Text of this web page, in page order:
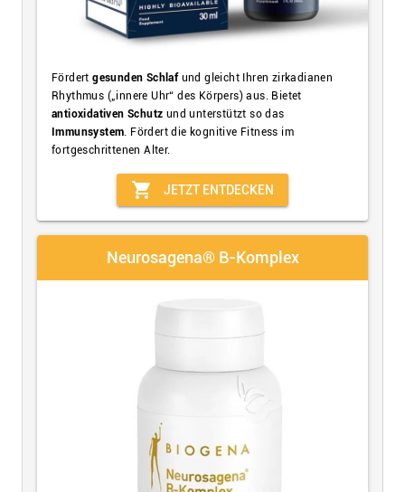
Fördertgesunden Schlafund gleicht Ihren zirkadianen
Rhythmus („innere Uhr“ des Körpers) aus. Bietet
antioxidativen Schutz und unterstützt so das
Immunsystem . Fördert die kognitive Fitness im
fortgeschrittenen Alter.
shopping_cart JETZT ENTDECKEN
Neurosagena® B-Komplex